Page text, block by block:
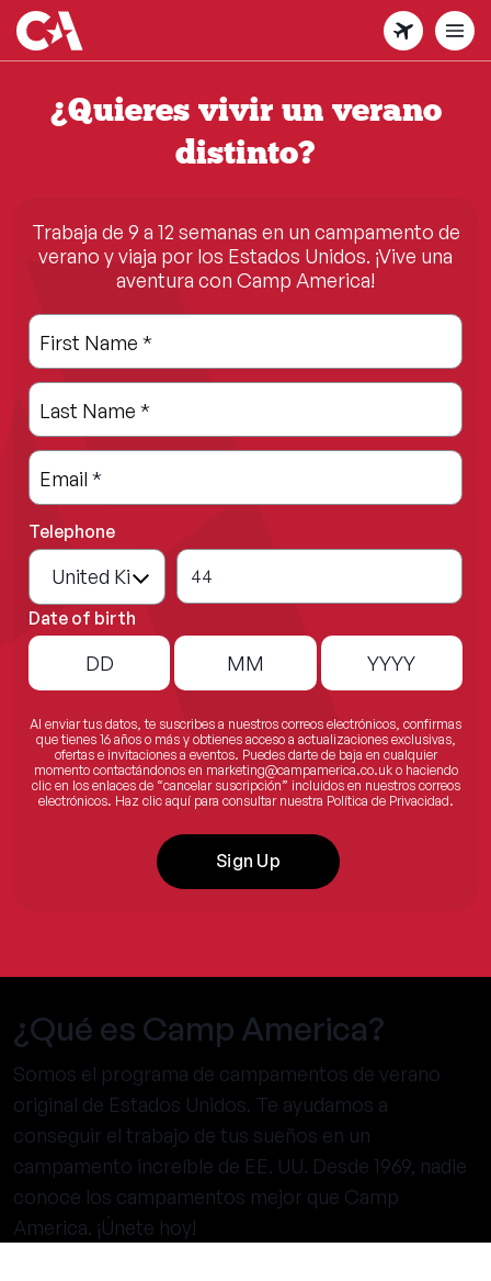
Skip
to
main
¿Quieres vivir un verano
distinto?
Trabaja de 9 a 12 semanas en un campamento de
verano y viaja por los Estados Unidos. ¡Vive una
aventura con Camp America!
Leave
this
field
blank
Freeform
Check
First Name *
Last Name *
Email *
Telephone
44
Date of birth
Al enviar tus datos, te suscribes a nuestros correos electrónicos, confirmas
que tienes 16 años o más y obtienes acceso a actualizaciones exclusivas,
ofertas e invitaciones a eventos. Puedes darte de baja en cualquier
momento contactándonos en marketing@campamerica.co.uko haciendo
clic en los enlaces de “cancelar suscripción” incluidos en nuestros correos
electrónicos. Haz clic aquí para consultar nuestra Política de Privacidad.
Sign Up
¿Qué es Camp America?
Somos el programa de campamentos de verano
original de Estados Unidos. Te ayudamos a
conseguir el trabajo de tus sueños en un
campamento increíble de EE. UU. Desde 1969, nadie
conoce los campamentos mejor que Camp
America. ¡Únete hoy!